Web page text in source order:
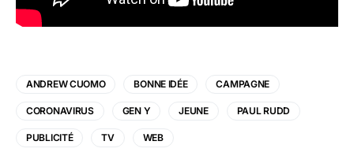
ANDREW CUOMO BONNE IDÉE CAMPAGNE
CORONAVIRUS GEN Y JEUNE PAUL RUDD
PUBLICITÉ TV WEB